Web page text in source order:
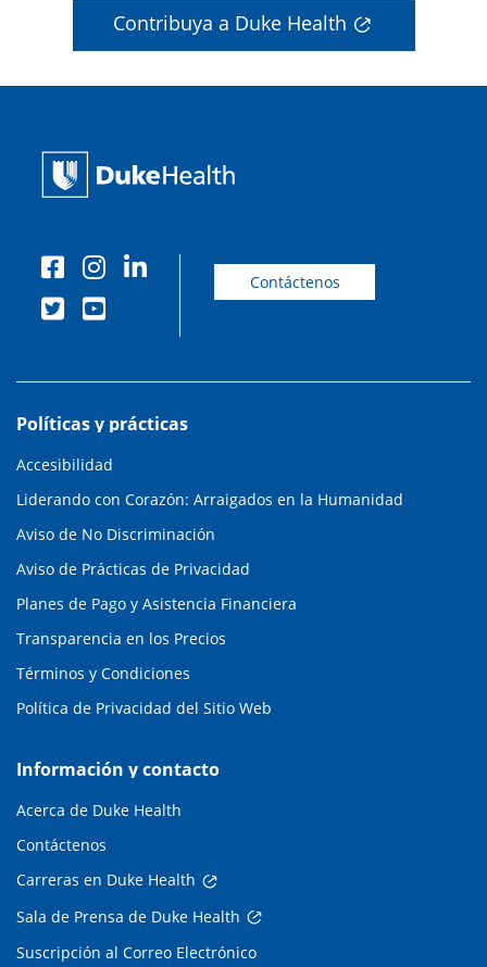
Contribuya a Duke Health
Contáctenos
Políticas y prácticas
Accesibilidad
Liderando con Corazón: Arraigados en la Humanidad
Aviso de No Discriminación
Aviso de Prácticas de Privacidad
Planes de Pago y Asistencia Financiera
Transparencia en los Precios
Términos y Condiciones
Política de Privacidad del Sitio Web
Información y contacto
Acerca de Duke Health
Contáctenos
Carreras en Duke Health
Sala de Prensa de Duke Health
Suscripción al Correo Electrónico